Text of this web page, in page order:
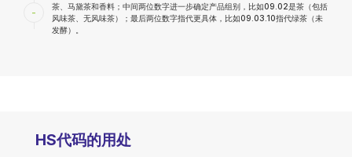
-
茶、马黛茶和香料；中间两位数字进一步确定产品组别，比如09.02是茶（包括
风味茶、无风味茶）；最后两位数字指代更具体，比如09.03.10指代绿茶（未
发酵）。
HS代码的用处